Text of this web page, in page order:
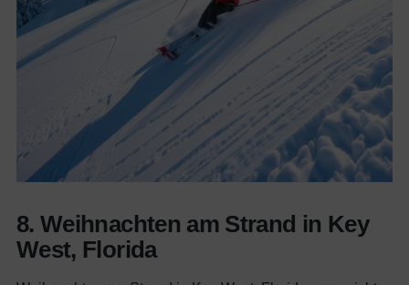
8. Weihnachten am Strand in Key
West, Florida